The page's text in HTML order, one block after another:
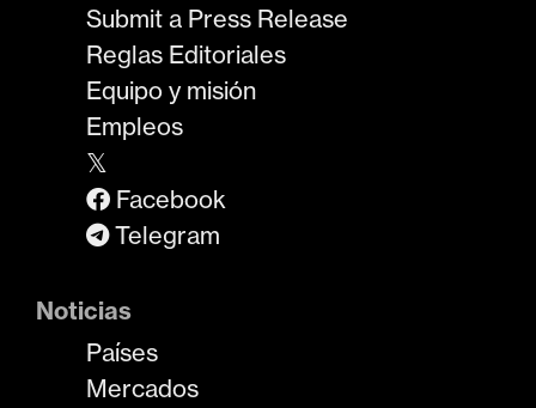
Submit a Press Release
Reglas Editoriales
Equipo y misión
Empleos
𝕏
Facebook
Telegram
Noticias
Países
Mercados